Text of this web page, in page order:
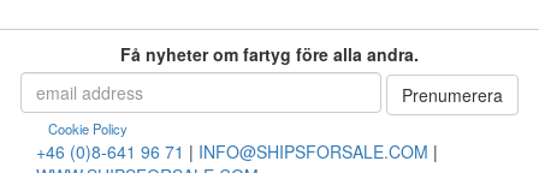
Få nyheter om fartyg före alla andra.
Cookie Policy
+46 (0)8-641 96 71 | INFO@SHIPSFORSALE.COM |